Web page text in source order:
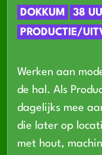
DOKKUM 38
PRODUCTIE/
Werken aan
de hal. Als
dagelijks mee
die later op
met hout,